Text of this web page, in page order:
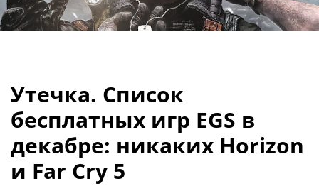
Утечка. Список
бесплатных игр EGS в
декабре: никаких Horizon
и Far Cry 5